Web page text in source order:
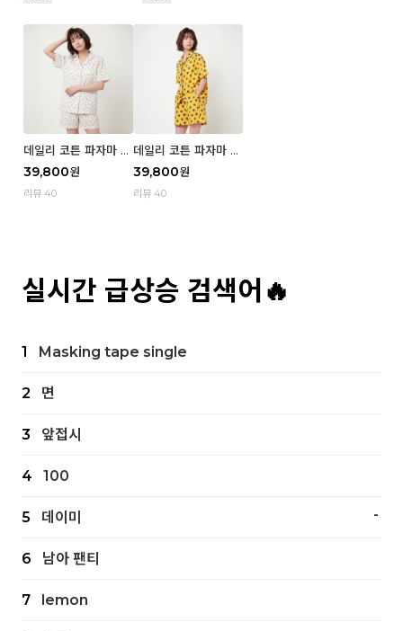
데일리 코튼 파자마 반
팔 세트 (우먼) - 02
Blue cherry
39,800원
리뷰 40
데일리 코튼 파자마 반
팔 세트 (우먼) - 01 Mi
z
39,800원
리뷰 40
실시간 급상승 검색어🔥
1 Masking tape single
2 면
3 앞접시
4 100
5 데이미 -
6 남아 팬티
7 lemon